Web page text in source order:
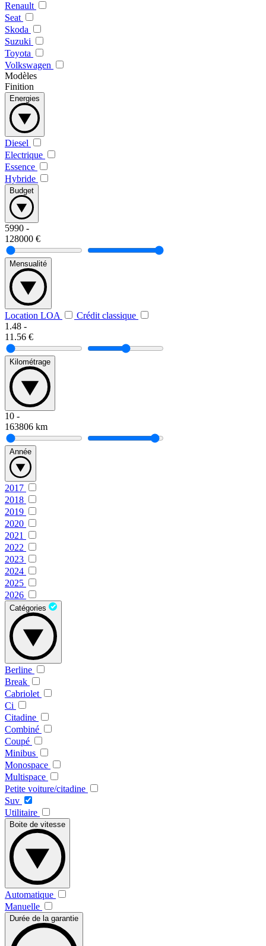
Renault
Seat
Skoda
Suzuki
Toyota
Volkswagen
Modèles
Finition
Energies
Diesel
Electrique
Essence
Hybride
Budget
5990 -
128000 €
Mensualité
Location LOA
Crédit classique
1.48 -
11.56 €
Kilométrage
10 -
163806 km
Année
2017
2018
2019
2020
2021
2022
2023
2024
2025
2026
Catégories
Berline
Break
Cabriolet
Ci
Citadine
Combiné
Coupé
Minibus
Monospace
Multispace
Petite voiture/citadine
Suv
Utilitaire
Boite de vitesse
Automatique
Manuelle
Durée de la garantie